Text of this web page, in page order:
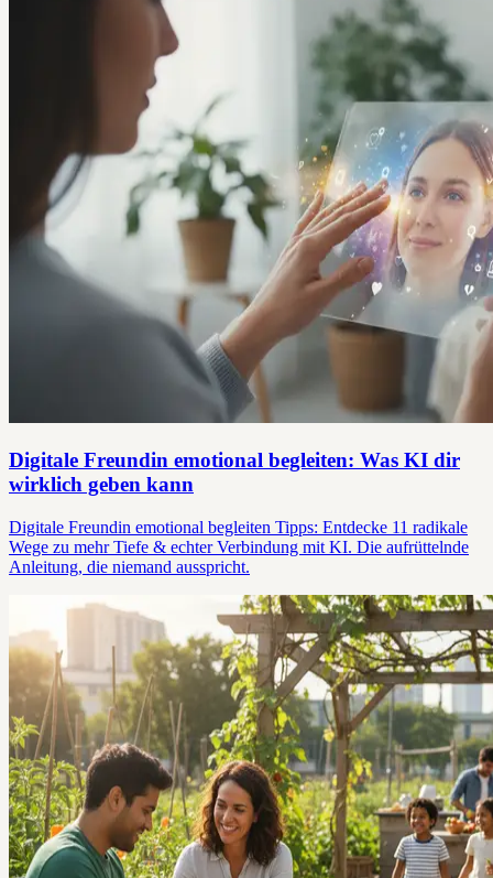
Digitale Freundin emotional begleiten: Was KI dir
wirklich geben kann
Digitale Freundin emotional begleiten Tipps: Entdecke 11 radikale
Wege zu mehr Tiefe & echter Verbindung mit KI. Die aufrüttelnde
Anleitung, die niemand ausspricht.